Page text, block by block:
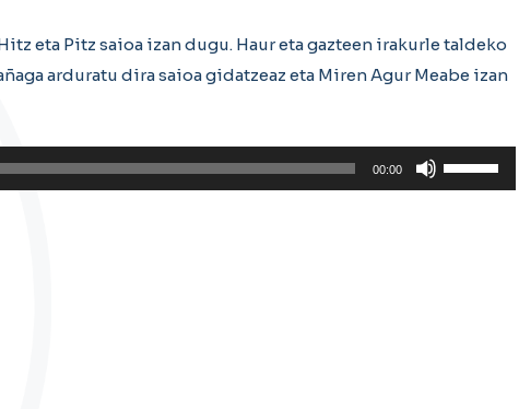
eta Pitz saioa izan dugu. Haur eta gazteen irakurle taldeko
arduratu dira saioa gidatzeaz eta Miren Agur Meabe izan
00:00
Erabili
gora/behera